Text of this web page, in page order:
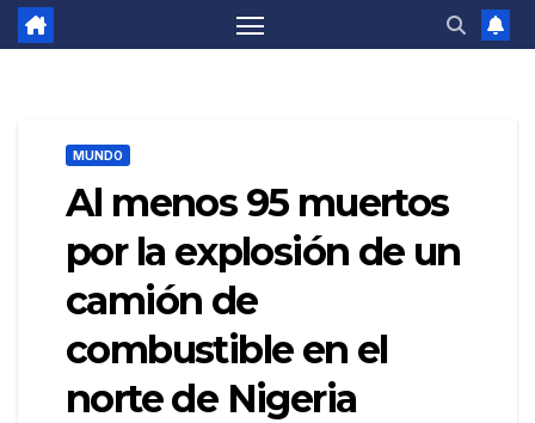
MUNDO
Al menos 95 muertos
por la explosión de un
camión de
combustible en el
norte de Nigeria